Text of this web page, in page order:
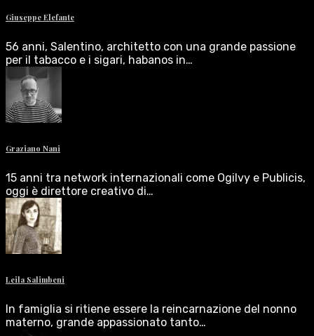
Giuseppe Elefante
56 anni, Salentino, architetto con una grande passione
per il tabacco e i sigari, habanos in…
Graziano Nani
15 anni tra network internazionali come Ogilvy e Publicis,
oggi è direttore creativo di…
Leila Salimbeni
In famiglia si ritiene essere la reincarnazione del nonno
materno, grande appassionato tanto…